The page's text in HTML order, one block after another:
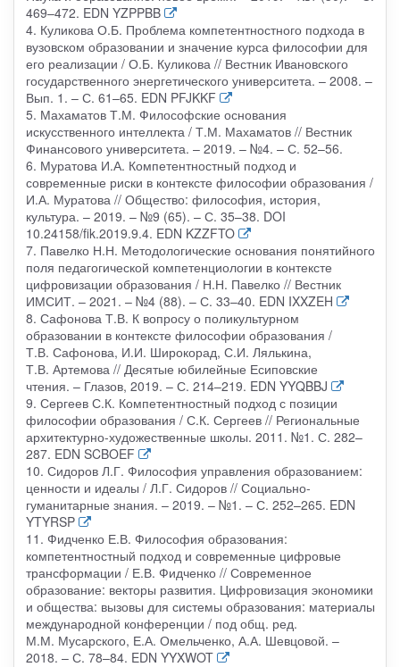
469–472. EDN YZPPBB
4. Куликова О.Б. Проблема компетентностного подхода в
вузовском образовании и значение курса философии для
его реализации / О.Б. Куликова // Вестник Ивановского
государственного энергетического университета. – 2008. –
Вып. 1. – С. 61–65. EDN PFJKKF
5. Махаматов Т.М. Философские основания
искусственного интеллекта / Т.М. Махаматов // Вестник
Финансового университета. – 2019. – №4. – С. 52–56.
6. Муратова И.А. Компетентностный подход и
современные риски в контексте философии образования /
И.А. Муратова // Общество: философия, история,
культура. – 2019. – №9 (65). – С. 35–38. DOI
10.24158/fik.2019.9.4. EDN KZZFTO
7. Павелко Н.Н. Методологические основания понятийного
поля педагогической компетенциологии в контексте
цифровизации образования / Н.Н. Павелко // Вестник
ИМСИТ. – 2021. – №4 (88). – С. 33–40. EDN IXXZEH
8. Сафонова Т.В. К вопросу о поликультурном
образовании в контексте философии образования /
Т.В. Сафонова, И.И. Широкорад, С.И. Лялькина,
Т.В. Артемова // Десятые юбилейные Есиповские
чтения. – Глазов, 2019. – С. 214–219. EDN YYQBBJ
9. Сергеев С.К. Компетентностный подход с позиции
философии образования / С.К. Сергеев // Региональные
архитектурно-художественные школы. 2011. №1. С. 282–
287. EDN SCBOEF
10. Сидоров Л.Г. Философия управления образованием:
ценности и идеалы / Л.Г. Сидоров // Социально-
гуманитарные знания. – 2019. – №1. – С. 252–265. EDN
YTYRSP
11. Фидченко Е.В. Философия образования:
компетентностный подход и современные цифровые
трансформации / Е.В. Фидченко // Современное
образование: векторы развития. Цифровизация экономики
и общества: вызовы для системы образования: материалы
международной конференции / под общ. ред.
М.М. Мусарского, Е.А. Омельченко, А.А. Шевцовой. –
2018. – С. 78–84. EDN YYXWOT